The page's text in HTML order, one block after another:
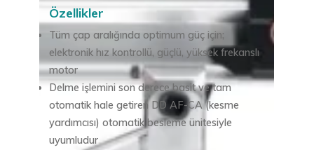
Özellikler
Tüm çap aralığında optimum güç için;
elektronik hız kontrollü, güçlü, yüksek frekanslı
motor
Delme işlemini son derece basit ve tam
otomatik hale getiren DD AF-CA (kesme
yardımcısı) otomatik besleme ünitesiyle
uyumludur